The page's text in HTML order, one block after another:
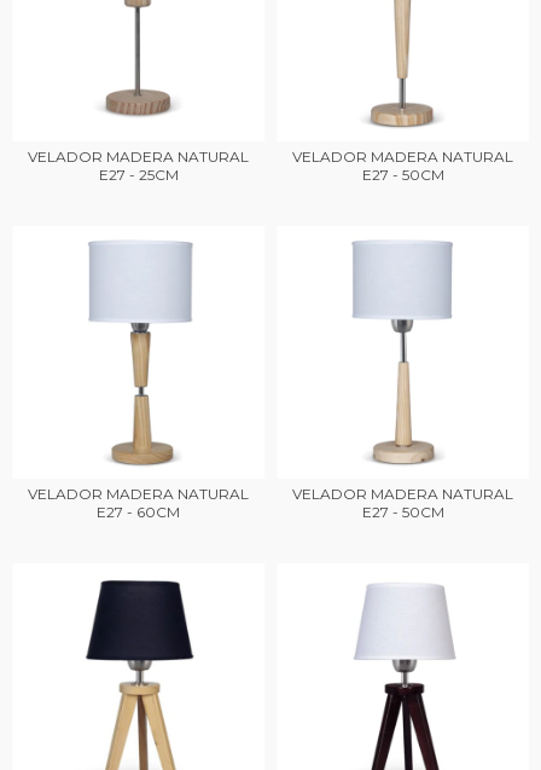
VELADOR MADERA NATURAL
E27 - 25CM
VELADOR MADERA NATURAL
E27 - 50CM
VELADOR MADERA NATURAL
E27 - 60CM
VELADOR MADERA NATURAL
E27 - 50CM